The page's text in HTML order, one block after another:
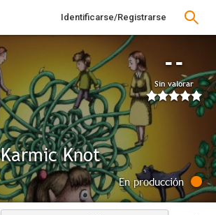
Identificarse/Registrarse
--
Sin valorar
Karmic Knot
En producción